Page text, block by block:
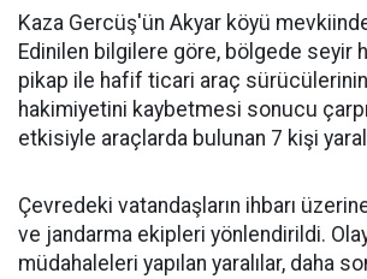
Kaza Gercüş'ün Akyar köyü
Edinilen bilgilere göre, bölgede seyir
pikap ile hafif ticari araç
hakimiyetini kaybetmesi sonucu
etkisiyle araçlarda bulunan 7 kişi
Çevredeki vatandaşların ihbarı
ve jandarma ekipleri yönlendirildi.
müdahaleleri yapılan yaralılar, daha